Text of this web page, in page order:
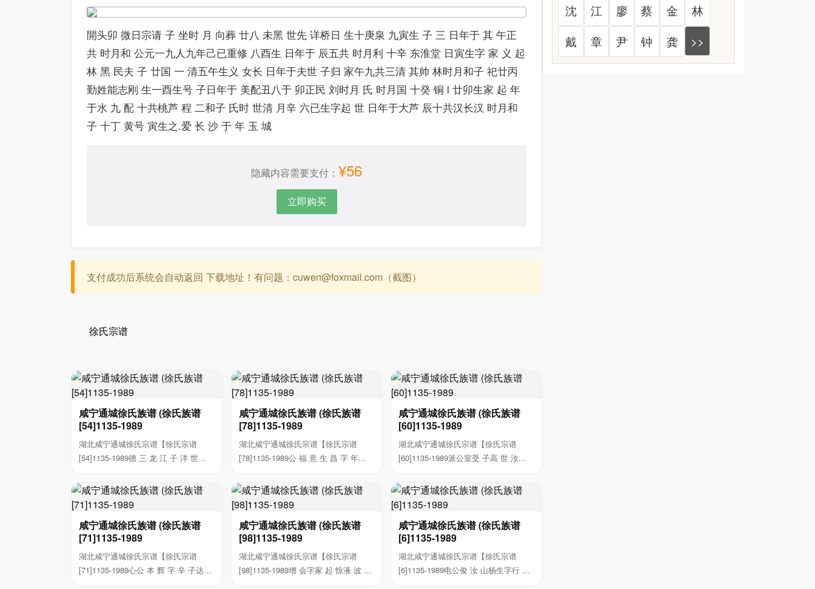
開头卯 微日宗请 子 坐时 月 向葬 廿八 未黑 世先 详桥日 生十庚泉 九寅生 子 三 日年于 其 午正
共 时月和 公元一九人九年己已重修 八酉生 日年于 辰五共 时月利 十辛 东淮堂 日寅生字 家 义 起
林 黑 民夫 子 廿国 一 清五午生义 女长 日年于夫世 子归 家午九共三清 其帅 林时月和子 祀廿丙
勤姓能志刚 生一酉生号 子日年于 美配丑八于 卯正民 刘时月 氏 时月国 十癸 铜 l 廿卯生家 起 年
于水 九 配 十共桃芦 程 二和子 氏时 世清 月辛 六已生字起 世 日年于大芦 辰十共汉长汉 时月和
子 十丁 黄号 寅生之.爱 长 沙 于 年 玉 城
隐藏内容需要支付： ¥56
立即购买
支付成功后系统会自动返回 下载地址！有问题：cuwen@foxmail.com（截图）
徐氏宗谱
咸宁通城徐氏族谱 (徐氏族谱
[54]1135-1989
湖北咸宁通城徐氏宗谱【徐氏宗谱
[54]1135-1989德 三 龙 江 子 洋 世
咸宁通城徐氏族谱 (徐氏族谱
[78]1135-1989
湖北咸宁通城徐氏宗谱【徐氏宗谱
[78]1135-1989公 福 意 生 昌 字 年
咸宁通城徐氏族谱 (徐氏族谱
[60]1135-1989
湖北咸宁通城徐氏宗谱【徐氏宗谱
[60]1135-1989派公室受 子高 世 汝俊
咸宁通城徐氏族谱 (徐氏族谱
[71]1135-1989
湖北咸宁通城徐氏宗谱【徐氏宗谱
[71]1135-1989心公 本 辉 字 辛 子达
咸宁通城徐氏族谱 (徐氏族谱
[98]1135-1989
湖北咸宁通城徐氏宗谱【徐氏宗谱
[98]1135-1989增 会字家 起 惊液 波 福
咸宁通城徐氏族谱 (徐氏族谱
[6]1135-1989
湖北咸宁通城徐氏宗谱【徐氏宗谱
[6]1135-1989电公俊 汝 山杨生字行 暮
沈
江 廖 蔡 金
林
戴
章 尹 钟 龚 >>